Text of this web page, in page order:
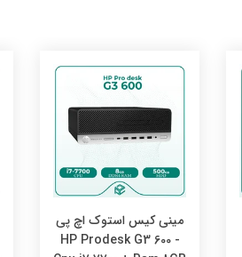
مینی کیس استوک اچ پی
HP Prodesk G3 600 -